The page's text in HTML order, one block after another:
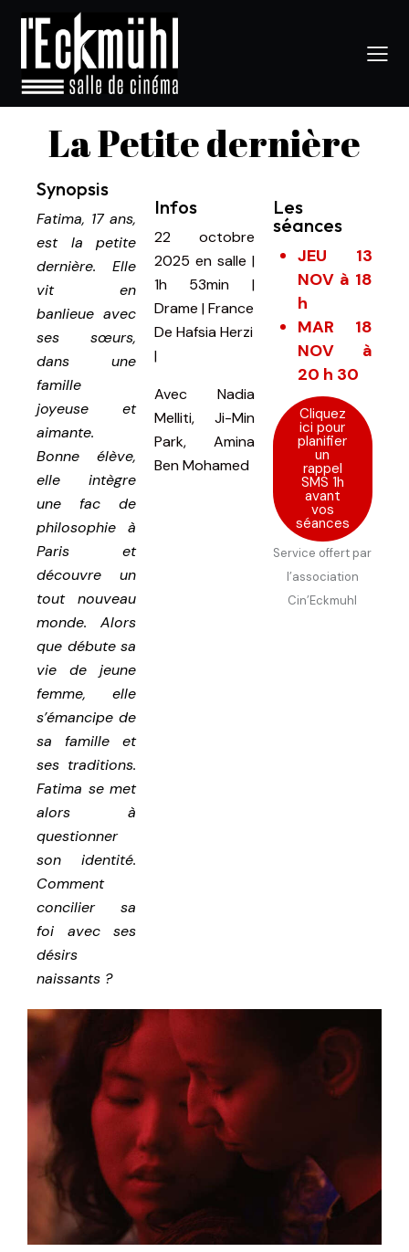
La Petite dernière
Synopsis
Fatima, 17 ans,
est la petite
dernière. Elle
vit en
banlieue avec
ses sœurs,
dans une
famille
joyeuse et
aimante.
Bonne élève,
elle intègre
une fac de
philosophie à
Paris et
découvre un
tout nouveau
monde. Alors
que débute sa
vie de jeune
femme, elle
s’émancipe de
sa famille et
ses traditions.
Fatima se met
alors à
questionner
son identité.
Comment
concilier sa
foi avec ses
désirs
naissants ?
Infos
22 octobre
2025en salle |
1h 53min |
Drame | France
De Hafsia Herzi
|
Avec Nadia
Melliti, Ji-Min
Park, Amina
Ben Mohamed
Les
séances
JEU 13
NOV à 18
h
MAR 18
NOV à
20 h 30
Cliquez
ici pour
planifier
un
rappel
SMS 1h
avant
vos
séances
Service offert par
l’association
Cin’Eckmuhl